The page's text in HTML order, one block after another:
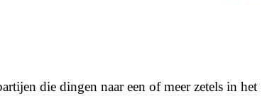
die dingen naar een of meer zetels in het